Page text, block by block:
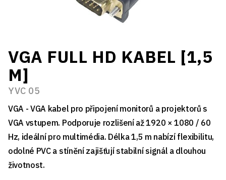
VGA FULL HD KABEL [1,5
M]
YVC 05
VGA - VGA kabel pro připojení monitorů a projektorů s
VGA vstupem. Podporuje rozlišení až 1920 × 1080 / 60
Hz, ideální pro multimédia. Délka 1,5 m nabízí flexibilitu,
odolné PVC a stínění zajišťují stabilní signál a dlouhou
životnost.